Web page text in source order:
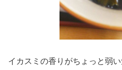
イカスミの香りがちょっと弱